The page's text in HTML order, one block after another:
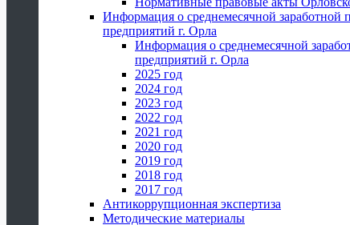
Информация о среднемесячной заработной
предприятий г. Орла
Информация о среднемесячной
предприятий г. Орла
2025 год
2024 год
2023 год
2022 год
2021 год
2020 год
2019 год
2018 год
2017 год
Антикоррупционная экспертиза
Методические материалы